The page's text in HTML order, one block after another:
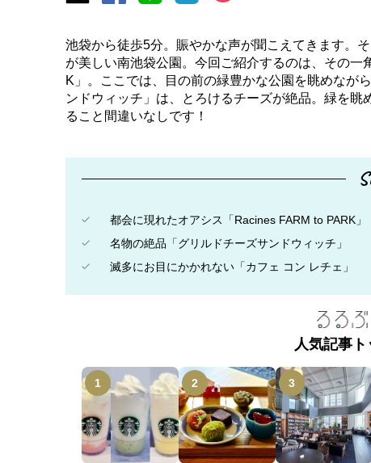
池袋から徒歩5分。賑やかな声が聞こえてきます。
が美しい南池袋公園。今回ご紹介するのは、その
K」。ここでは、目の前の緑豊かな公園を眺めなが
ンドウィッチ」は、とろけるチーズが絶品。緑を
ること間違いなしです！
都会に現れたオアシス「Racines FARM to PARK」
名物の絶品「グリルドチーズサンドウィッチ」
滅多にお目にかかれない「カフェ コン レチェ」
人気記事ト